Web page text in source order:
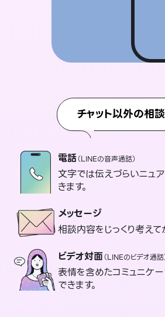
チャット以外の相
電話（LINEの音声通話）
文字では伝えづらいニュ
きます。
メッセージ
相談内容をじっくり考えて
ビデオ対面（LINEのビデオ通話
表情を含めたコミュニケ
できます。